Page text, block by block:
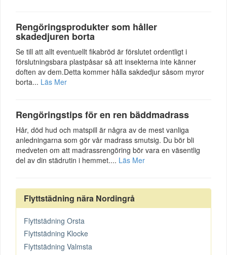
Rengöringsprodukter som håller
skadedjuren borta
Se till att allt eventuellt fikabröd är förslutet ordentligt i
förslutningsbara plastpåsar så att insekterna inte känner
doften av dem.Detta kommer hålla sakdedjur såsom myror
borta... Läs Mer
Rengöringstips för en ren bäddmadrass
Hår, död hud och matspill är några av de mest vanliga
anledningarna som gör vår madrass smutsig. Du bör bli
medveten om att madrassrengöring bör vara en väsentlig
del av din städrutin i hemmet.... Läs Mer
Flyttstädning nära Nordingrå
Flyttstädning Orsta
Flyttstädning Klocke
Flyttstädning Valmsta